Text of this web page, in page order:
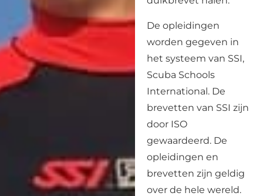
De opleidingen
worden gegeven in
het systeem van SSI,
Scuba Schools
International. De
brevetten van SSI zijn
door ISO
gewaardeerd. De
opleidingen en
brevetten zijn geldig
over de hele wereld.